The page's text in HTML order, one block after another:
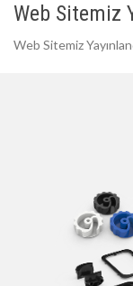
Web Sitemiz
Web Sitemiz